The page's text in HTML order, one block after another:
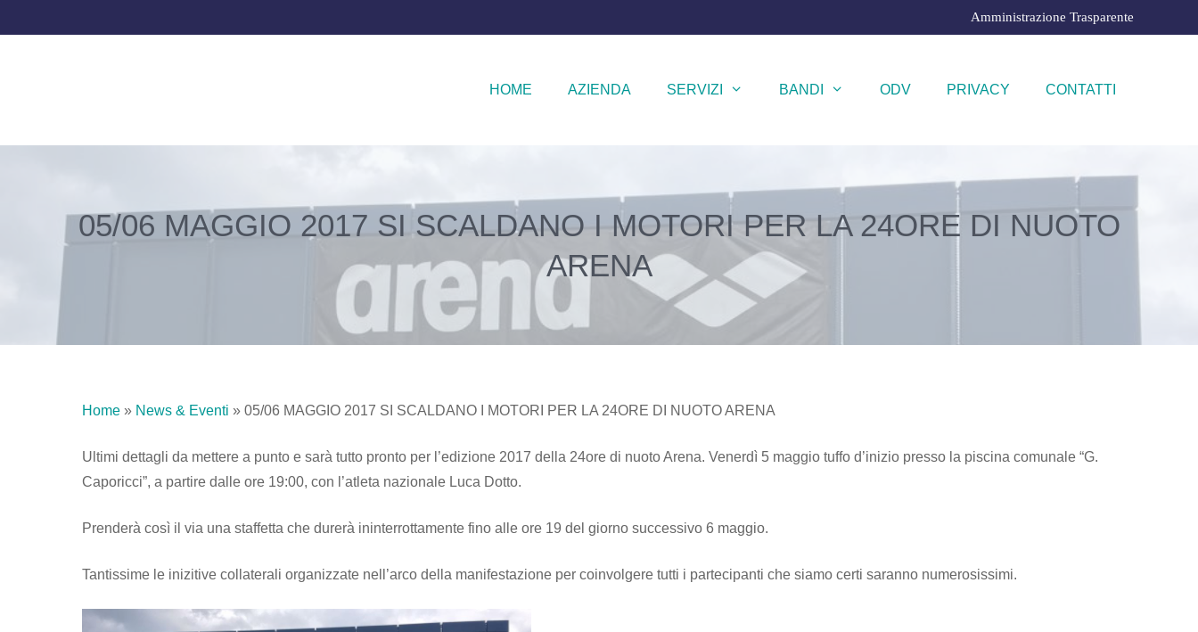
Amministrazione Trasparente
HOME AZIENDA SERVIZI BANDI ODV PRIVACY CONTATTI
05/06 MAGGIO 2017 SI SCALDANO I MOTORI PER LA 24ORE DI NUOTO
ARENA
Home » News & Eventi » 05/06 MAGGIO 2017 SI SCALDANO I MOTORI PER LA 24ORE DI NUOTO ARENA
Ultimi dettagli da mettere a punto e sarà tutto pronto per l’edizione 2017 della 24ore di nuoto Arena. Venerdì 5 maggio tuffo d’inizio presso la piscina comunale “G.
Caporicci”, a partire dalle ore 19:00, con l’atleta nazionale Luca Dotto.
Prenderà così il via una staffetta che durerà ininterrottamente fino alle ore 19 del giorno successivo 6 maggio.
Tantissime le inizitive collaterali organizzate nell’arco della manifestazione per coinvolgere tutti i partecipanti che siamo certi saranno numerosissimi.